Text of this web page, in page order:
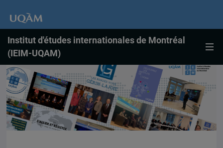
Institut d'études internationales de Montréal
(IEIM-UQAM)